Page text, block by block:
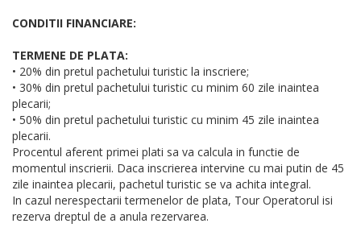
CONDITII FINANCIARE:
TERMENE DE PLATA:
• 20% din pretul pachetului turistic la inscriere;
• 30% din pretul pachetului turistic cu minim 60 zile inaintea
plecarii;
• 50% din pretul pachetului turistic cu minim 45 zile inaintea
plecarii.
Procentul aferent primei plati sa va calcula in functie de
momentul inscrierii. Daca inscrierea intervine cu mai putin de 45
zile inaintea plecarii, pachetul turistic se va achita integral.
In cazul nerespectarii termenelor de plata, Tour Operatorul isi
rezerva dreptul de a anula rezervarea.